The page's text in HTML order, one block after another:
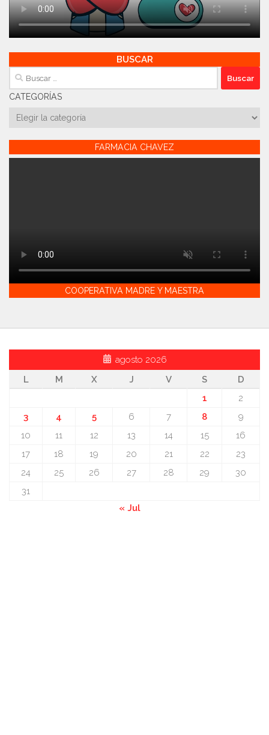
BUSCAR
Buscar:
CATEGORÍAS
Categorías
FARMACIA CHAVEZ
COOPERATIVA MADRE Y MAESTRA
agosto 2026
L
M X J V S
D
1
2
3
4 5 6 7 8
9
10
11 12 13 14 15
16
17
18 19 20 21 22
23
24
25 26 27 28 29
30
31
« Jul